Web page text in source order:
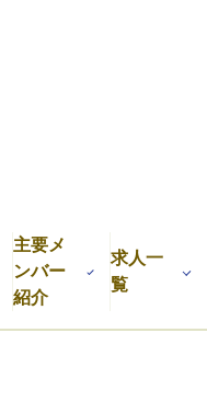
主要メ
ンバー
紹介
求人一
覧